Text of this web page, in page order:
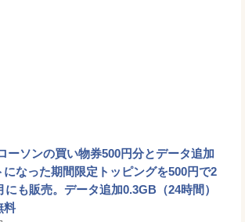
ーソンの買い物券500円分とデータ追加
になった期間限定トッピングを500円で2
にも販売。データ追加0.3GB（24時間）
料